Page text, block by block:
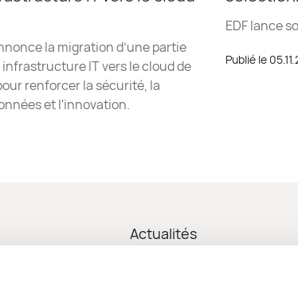
la migration d’une partie
IT vers le cloud de
renforcer la sécurité, la
et l'innovation.
EDF lance
Publié le
Actualités